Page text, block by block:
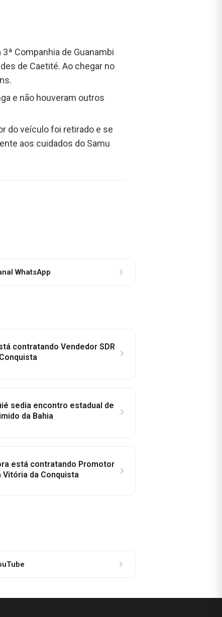
Companhia de Guanambi
de Caetité. Ao chegar no
e não houveram outros
do veículo foi retirado e se
aos cuidados do Samu
WhatsApp
contratando Vendedor SDR
sedia encontro estadual de
da Bahia
está contratando Promotor
Vitória da Conquista